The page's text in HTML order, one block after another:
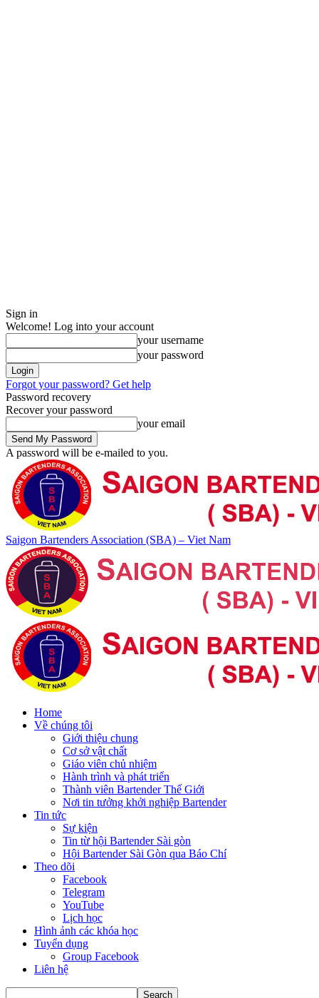
Sign in
Welcome! Log into your account
your username
your password
Forgot your password? Get help
Password recovery
Recover your password
your email
A password will be e-mailed to you.
Saigon Bartenders Association (SBA) – Viet Nam
Home
Về chúng tôi
Giới thiệu chung
Cơ sở vật chất
Giáo viên chủ nhiệm
Hành trình và phát triển
Thành viên Bartender Thế Giới
Nơi tin tưởng khởi nghiệp Bartender
Tin tức
Sự kiện
Tin từ hội Bartender Sài gòn
Hội Bartender Sài Gòn qua Báo Chí
Theo dõi
Facebook
Telegram
YouTube
Lịch học
Hình ảnh các khóa học
Tuyển dụng
Group Facebook
Liên hệ